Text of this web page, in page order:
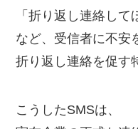
「折り返し連絡して
など、受信者に不安
折り返し連絡を促す
こうしたSMSは、